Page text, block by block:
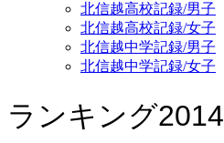
北信越高校記録/男子
北信越高校記録/女子
北信越中学記録/男子
北信越中学記録/女子
ランキング2014